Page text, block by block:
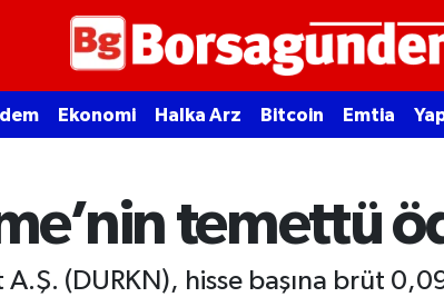
Ekonomi Halka Arz Bitcoin Emtia
temettü
(DURKN), hisse başına brüt